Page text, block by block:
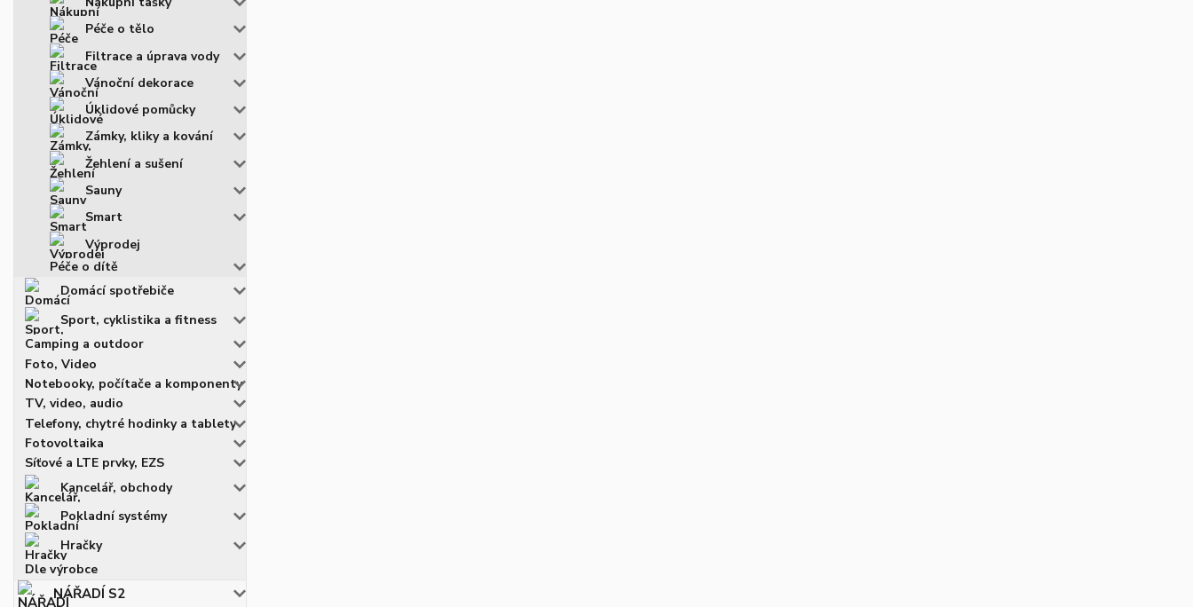
Péče o tělo
Filtrace a úprava vody
Vánoční dekorace
Úklidové pomůcky
Zámky, kliky a kování
Žehlení a sušení
Sauny
Smart
Výprodej
Péče o dítě
Domácí spotřebiče
Sport, cyklistika a fitness
Camping a outdoor
Foto, Video
Notebooky, počítače a komponenty
TV, video, audio
Telefony, chytré hodinky a tablety
Fotovoltaika
Síťové a LTE prvky, EZS
Kancelář, obchody
Pokladní systémy
Hračky
Dle výrobce
NÁŘADÍ S2